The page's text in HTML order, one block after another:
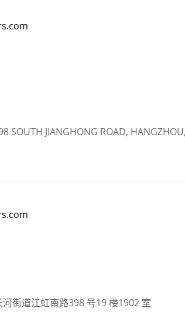
SOUTH JIANGHONG ROAD,
街道江虹南路398 号19 楼1902 室